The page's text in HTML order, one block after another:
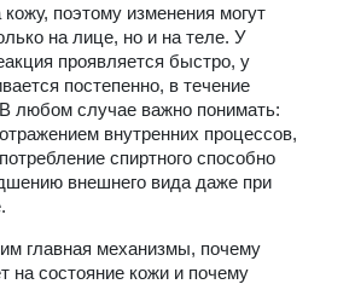
кожу, поэтому изменения могут
на лице, но и на теле. У
проявляется быстро, у
постепенно, в течение
любом случае важно понимать:
внутренних процессов,
спиртного способно
внешнего вида даже при
главная механизмы, почему
на состояние кожи и почему